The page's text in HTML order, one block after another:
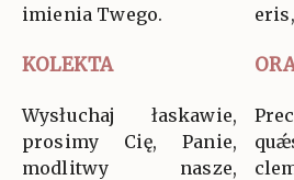
imienia Twego.
KOLEKTA
Wysłuchaj łaskawie,
prosimy Cię, Panie,
modlitwy nasze,